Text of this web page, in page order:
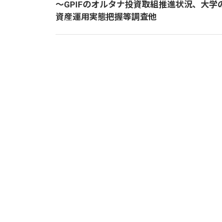
～GPIFのオルタナ投資取組推進状況、大学
資産運用実態把握等調査他